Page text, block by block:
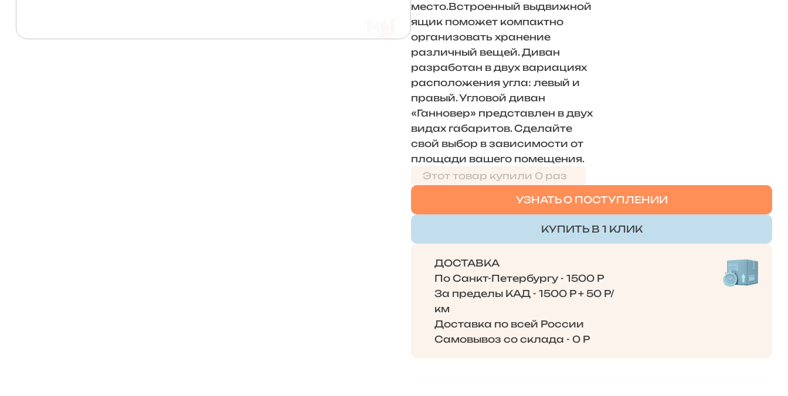
место.Встроенный выдвижной
ящик поможет компактно
организовать хранение
различный вещей. Диван
разработан в двух вариациях
расположения угла: левый и
правый. Угловой диван
«Ганновер» представлен в двух
видах габаритов. Сделайте
свой выбор в зависимости от
площади вашего помещения.
Этот товар купили 0 раз
УЗНАТЬ О ПОСТУПЛЕНИИ
КУПИТЬ В 1 КЛИК
ДОСТАВКА
По Санкт-Петербургу - 1500 Р
За пределы КАД - 1500 Р + 50 Р/
км
Доставка по всей России
Самовывоз со склада - 0 Р